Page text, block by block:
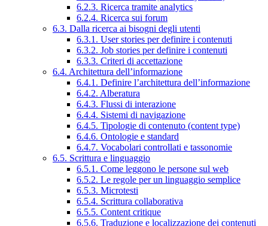
6.2.3. Ricerca tramite analytics
6.2.4. Ricerca sui forum
6.3. Dalla ricerca ai bisogni degli utenti
6.3.1. User stories per definire i contenuti
6.3.2. Job stories per definire i contenuti
6.3.3. Criteri di accettazione
6.4. Architettura dell’informazione
6.4.1. Definire l’architettura dell’informazione
6.4.2. Alberatura
6.4.3. Flussi di interazione
6.4.4. Sistemi di navigazione
6.4.5. Tipologie di contenuto (content type)
6.4.6. Ontologie e standard
6.4.7. Vocabolari controllati e tassonomie
6.5. Scrittura e linguaggio
6.5.1. Come leggono le persone sul web
6.5.2. Le regole per un linguaggio semplice
6.5.3. Microtesti
6.5.4. Scrittura collaborativa
6.5.5. Content critique
6.5.6. Traduzione e localizzazione dei contenuti